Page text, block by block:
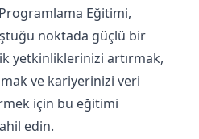
Eğitimi,
noktada güçlü bir
yetkinliklerinizi artırmak,
ve kariyerinizi veri
için bu eğitimi
edin.